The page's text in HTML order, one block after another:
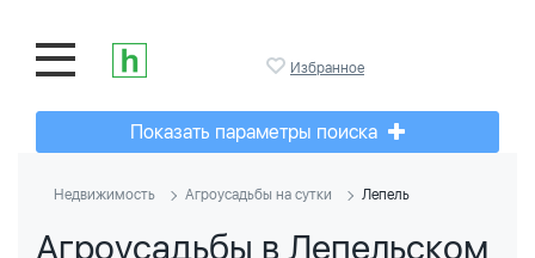
Избранное
Показать параметры поиска
Недвижимость Агроусадьбы на сутки Лепель
Агроусадьбы в Лепельском